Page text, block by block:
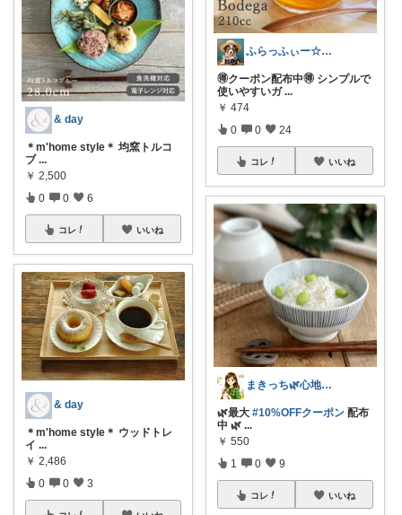
& day
＊m'home style＊ 均窯トルコ
ブ ...
￥ 2,500
0 0 6
コレ いいね
& day
＊m'home style＊ ウッドトレ
イ ...
￥ 2,486
0 0 3
ふらっふぃー☆ナチュラルな暮らし☆
🉐クーポン配布中🉐 シンプルで
使いやすいガ ...
￥ 474
0 0 24
コレ いいね
まきっち🌿心地よい暮らし🌿
🌿最大 #10%OFFクーポン 配布
中 🌿 ...
￥ 550
1 0 9
コレ いいね